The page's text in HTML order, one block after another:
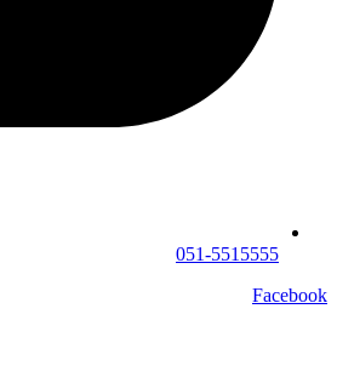
051-5515555
Facebook